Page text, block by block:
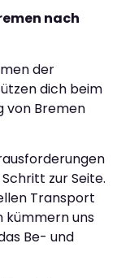
nach
der
dich beim
von Bremen
zur Seite.
Transport
kümmern uns
Be- und